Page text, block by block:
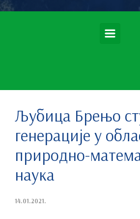
Љубица Брењо
генерације у
природно-
наука
14.01.2021.